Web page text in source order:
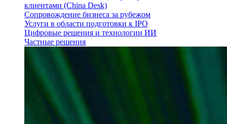
клиентами (China Desk)
Сопровождение бизнеса за рубежом
Услуги в области подготовки к IPO
Цифровые решения и технологии ИИ
Частные решения